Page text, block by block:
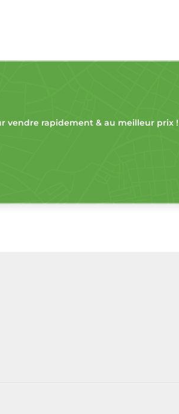
vendre rapidement & au meilleur prix !